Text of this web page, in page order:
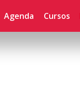
Agenda Cursos